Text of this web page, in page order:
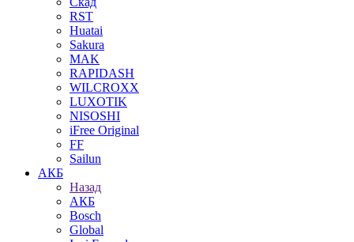
RST
Huatai
Sakura
MAK
RAPIDASH
WILCROXX
LUXOTIK
NISOSHI
iFree Original
FF
Sailun
АКБ
Назад
АКБ
Bosch
Global